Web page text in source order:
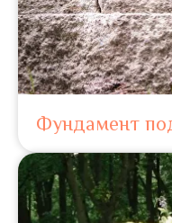
Фундамент